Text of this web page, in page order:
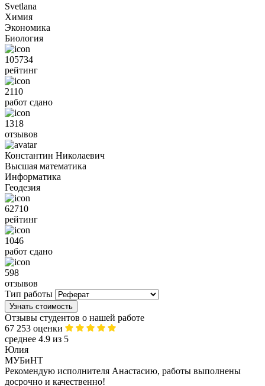
Svetlana
Химия
Экономика
Биология
105734
рейтинг
2110
работ сдано
1318
отзывов
Константин Николаевич
Высшая математика
Информатика
Геодезия
62710
рейтинг
1046
работ сдано
598
отзывов
Тип работы
Узнать стоимость
Отзывы студентов о нашей работе
67 253 оценки
среднее 4.9 из 5
Юлия
МУБиНТ
Рекомендую исполнителя Анастасию, работы выполнены
досрочно и качественно!